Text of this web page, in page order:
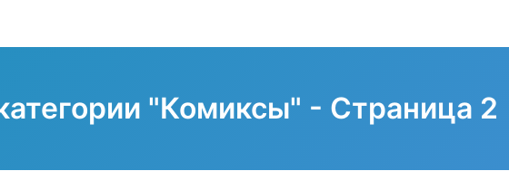
"Комиксы" - Страница 2